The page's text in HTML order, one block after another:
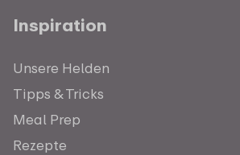
Inspiration
Unsere Helden
Tipps & Tricks
Meal Prep
Rezepte